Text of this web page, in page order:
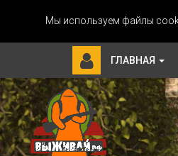
Мы используем файлы
ГЛАВНАЯ